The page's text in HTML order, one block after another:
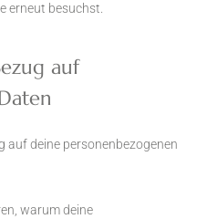
erneut besuchst.
auf
auf deine personenbezogenen
warum deine